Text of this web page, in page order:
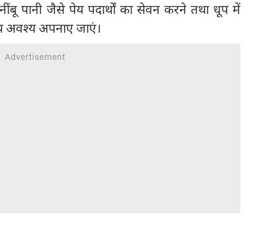
पानी जैसे पेय पदार्थों का सेवन करने तथा धूप में
अपनाए जाएं।